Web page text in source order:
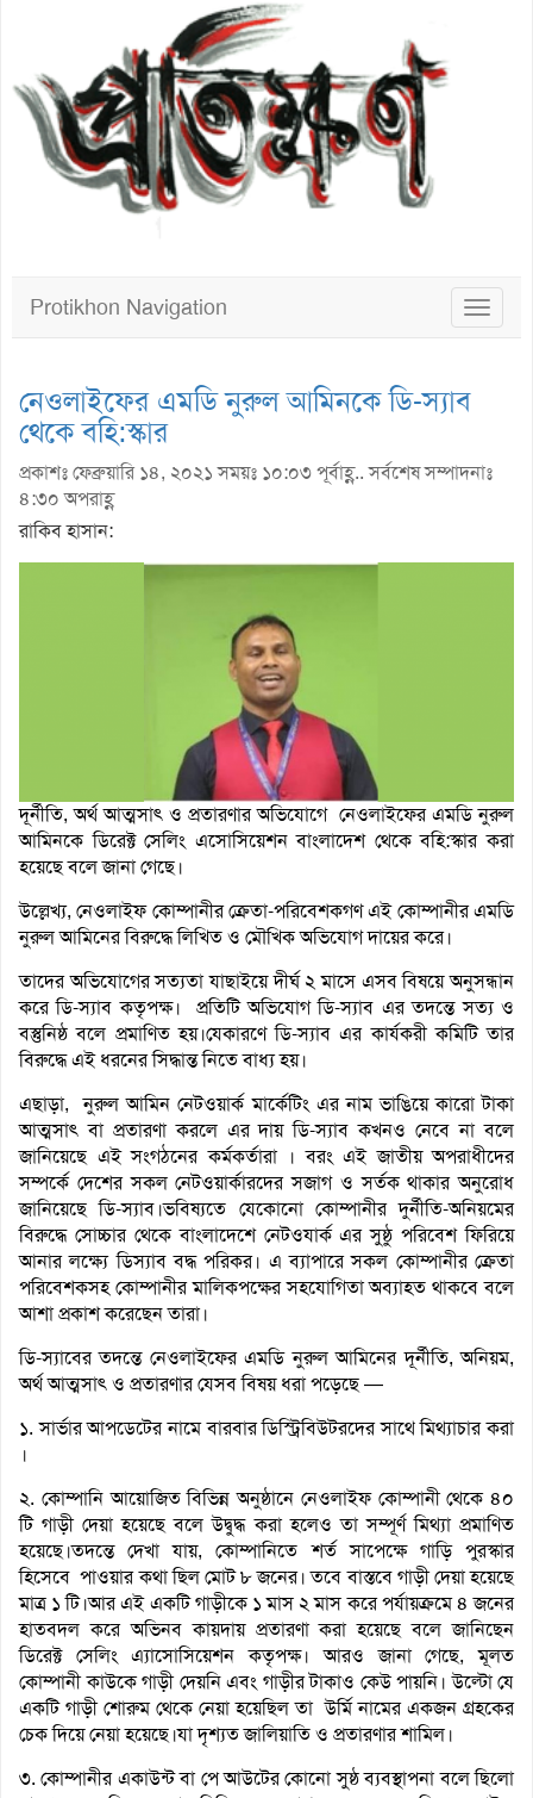
Toggle
Protikhon Navigation
নেওলাইফের এমডি নুরুল আমিনকে ডি-স্যাব
থেকে বহি:স্কার
প্রকাশঃ ফেব্রুয়ারি ১৪, ২০২১ সময়ঃ ১০:০৩ পূর্বাহ্ণ.. সর্বশেষ সম্পাদনাঃ
৪:৩০ অপরাহ্ণ
রাকিব হাসান:
দূর্নীতি, অর্থ আত্মসাৎ ও প্রতারণার অভিযোগে নেওলাইফের এমডি নুরুল
আমিনকে ডিরেক্ট সেলিং এসোসিয়েশন বাংলাদেশ থেকে বহি:স্কার করা
হয়েছে বলে জানা গেছে।
উল্লেখ্য, নেওলাইফ কোম্পানীর ক্রেতা-পরিবেশকগণ এই কোম্পানীর এমডি
নুরুল আমিনের বিরুদ্ধে লিখিত ও মৌখিক অভিযোগ দায়ের করে।
তাদের অভিযোগের সত্যতা যাছাইয়ে দীর্ঘ ২ মাসে এসব বিষয়ে অনুসন্ধান
করে ডি-স্যাব কতৃপক্ষ। প্রতিটি অভিযোগ ডি-স্যাব এর তদন্তে সত্য ও
বস্তুনিষ্ঠ বলে প্রমাণিত হয়।যেকারণে ডি-স্যাব এর কার্যকরী কমিটি তার
বিরুদ্ধে এই ধরনের সিদ্ধান্ত নিতে বাধ্য হয়।
এছাড়া, নুরুল আমিন নেটওয়ার্ক মার্কেটিং এর নাম ভাঙিয়ে কারো টাকা
আত্মসাৎ বা প্রতারণা করলে এর দায় ডি-স্যাব কখনও নেবে না বলে
জানিয়েছে এই সংগঠনের কর্মকর্তারা । বরং এই জাতীয় অপরাধীদের
সম্পর্কে দেশের সকল নেটওয়ার্কারদের সজাগ ও সর্তক থাকার অনুরোধ
জানিয়েছে ডি-স্যাব।ভবিষ্যতে যেকোনো কোম্পানীর দুর্নীতি-অনিয়মের
বিরুদ্ধে সোচ্চার থেকে বাংলাদেশে নেটওযার্ক এর সুষ্ঠু পরিবেশ ফিরিয়ে
আনার লক্ষ্যে ডিস্যাব বদ্ধ পরিকর। এ ব্যাপারে সকল কোম্পানীর ক্রেতা
পরিবেশকসহ কোম্পানীর মালিকপক্ষের সহযোগিতা অব্যাহত থাকবে বলে
আশা প্রকাশ করেছেন তারা।
ডি-স্যাবের তদন্তে নেওলাইফের এমডি নুরুল আমিনের দূর্নীতি, অনিয়ম,
অর্থ আত্মসাৎ ও প্রতারণার যেসব বিষয় ধরা পড়েছে —
১. সার্ভার আপডেটের নামে বারবার ডিস্ট্রিবিউটরদের সাথে মিথ্যাচার করা
।
২. কোম্পানি আয়োজিত বিভিন্ন অনুষ্ঠানে নেওলাইফ কোম্পানী থেকে ৪০
টি গাড়ী দেয়া হয়েছে বলে উদ্বুদ্ধ করা হলেও তা সম্পূর্ণ মিথ্যা প্রমাণিত
হয়েছে।তদন্তে দেখা যায়, কোম্পানিতে শর্ত সাপেক্ষে গাড়ি পুরস্কার
হিসেবে পাওয়ার কথা ছিল মোট ৮ জনের। তবে বাস্তবে গাড়ী দেয়া হয়েছে
মাত্র ১ টি।আর এই একটি গাড়ীকে ১ মাস ২ মাস করে পর্যায়ক্রমে ৪ জনের
হাতবদল করে অভিনব কায়দায় প্রতারণা করা হয়েছে বলে জানিছেন
ডিরেক্ট সেলিং এ্যাসোসিয়েশন কতৃপক্ষ। আরও জানা গেছে, মূলত
কোম্পানী কাউকে গাড়ী দেয়নি এবং গাড়ীর টাকাও কেউ পায়নি। উল্টো যে
একটি গাড়ী শোরুম থেকে নেয়া হয়েছিল তা উর্মি নামের একজন গ্রহকের
চেক দিয়ে নেয়া হয়েছে।যা দৃশ্যত জালিয়াতি ও প্রতারণার শামিল।
৩. কোম্পানীর একাউন্ট বা পে আউটের কোনো সুষ্ঠ ব্যবস্থাপনা বলে ছিলো